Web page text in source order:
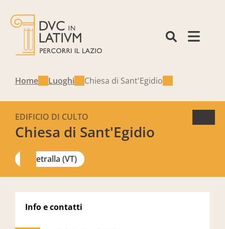
Home Luoghi Chiesa di Sant'Egidio
Chiesa di Sant'Egidio
EDIFICIO DI CULTO
Vetralla (VT)
Info e contatti